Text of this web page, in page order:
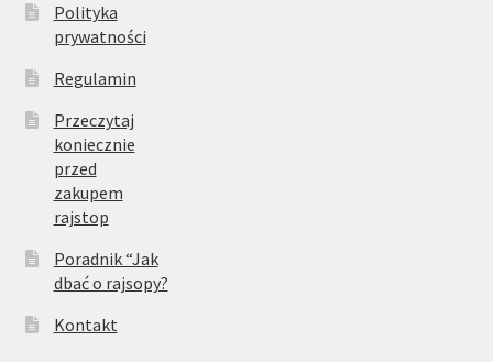
Polityka
prywatności
Regulamin
Przeczytaj
koniecznie
przed
zakupem
rajstop
Poradnik “Jak
dbać o rajsopy?
Kontakt